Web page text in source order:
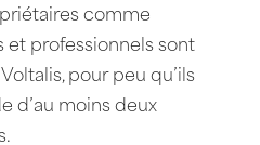
comme
et professionnels sont
pour peu qu’ils
d’au moins deux